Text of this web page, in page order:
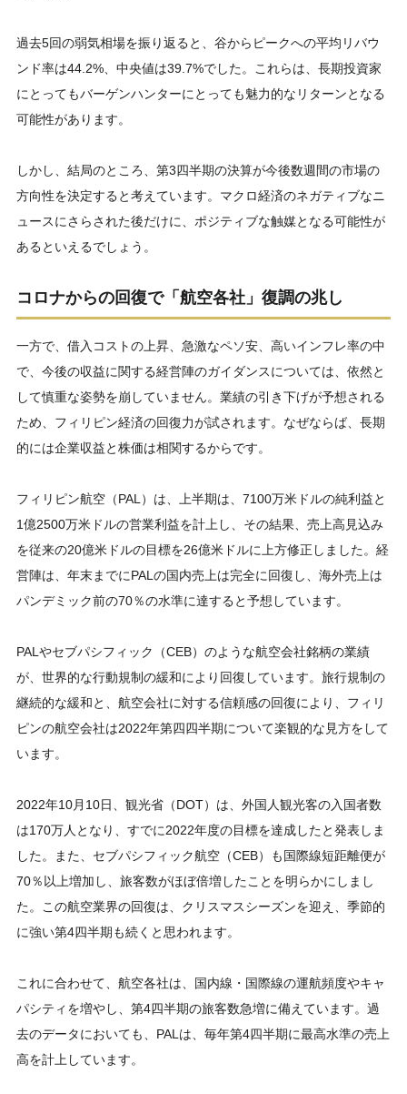
過去5回の弱気相場を振り返ると、谷からピークへの平均リバウ
ンド率は44.2%、中央値は39.7%でした。これらは、長期投資家
にとってもバーゲンハンターにとっても魅力的なリターンとなる
可能性があります。
しかし、結局のところ、第3四半期の決算が今後数週間の市場の
方向性を決定すると考えています。マクロ経済のネガティブなニ
ュースにさらされた後だけに、ポジティブな触媒となる可能性が
あるといえるでしょう。
コロナからの回復で「航空各社」復調の兆し
一方で、借入コストの上昇、急激なペソ安、高いインフレ率の中
で、今後の収益に関する経営陣のガイダンスについては、依然と
して慎重な姿勢を崩していません。業績の引き下げが予想される
ため、フィリピン経済の回復力が試されます。なぜならば、長期
的には企業収益と株価は相関するからです。
フィリピン航空（PAL）は、上半期は、7100万米ドルの純利益と
1億2500万米ドルの営業利益を計上し、その結果、売上高見込み
を従来の20億米ドルの目標を26億米ドルに上方修正しました。経
営陣は、年末までにPALの国内売上は完全に回復し、海外売上は
パンデミック前の70％の水準に達すると予想しています。
PALやセブパシフィック（CEB）のような航空会社銘柄の業績
が、世界的な行動規制の緩和により回復しています。旅行規制の
継続的な緩和と、航空会社に対する信頼感の回復により、フィリ
ピンの航空会社は2022年第四四半期について楽観的な見方をして
います。
2022年10月10日、観光省（DOT）は、外国人観光客の入国者数
は170万人となり、すでに2022年度の目標を達成したと発表しま
した。また、セブパシフィック航空（CEB）も国際線短距離便が
70％以上増加し、旅客数がほぼ倍増したことを明らかにしまし
た。この航空業界の回復は、クリスマスシーズンを迎え、季節的
に強い第4四半期も続くと思われます。
これに合わせて、航空各社は、国内線・国際線の運航頻度やキャ
パシティを増やし、第4四半期の旅客数急増に備えています。過
去のデータにおいても、PALは、毎年第4四半期に最高水準の売上
高を計上しています。